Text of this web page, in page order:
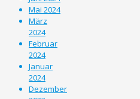
Mai 2024
März
2024
Februar
2024
Januar
2024
Dezember